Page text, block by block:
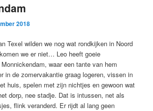
2018
Texel wilden we nog wat rondkijken in Noord
we er niet… Leo heeft goeie
waar een tante van hem
in de zomervakantie graag logeren, vissen in
huis, spelen met zijn nichtjes en gewoon wat
dorp, nee stadje. Dat is intussen, net als
flink veranderd. Er rijdt al lang geen